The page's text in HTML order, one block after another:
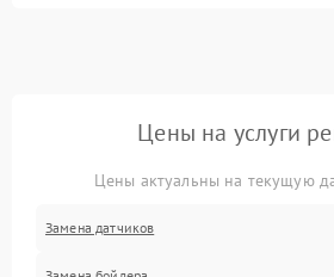
Цены на услуги
Цены актуальны на текущую
Замена датчиков